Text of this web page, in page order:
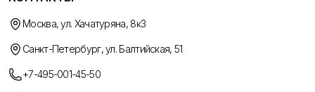
Москва, ул. Хачатуряна, 8к3
Санкт-Петербург, ул. Балтийская, 51
+7-495-001-45-50